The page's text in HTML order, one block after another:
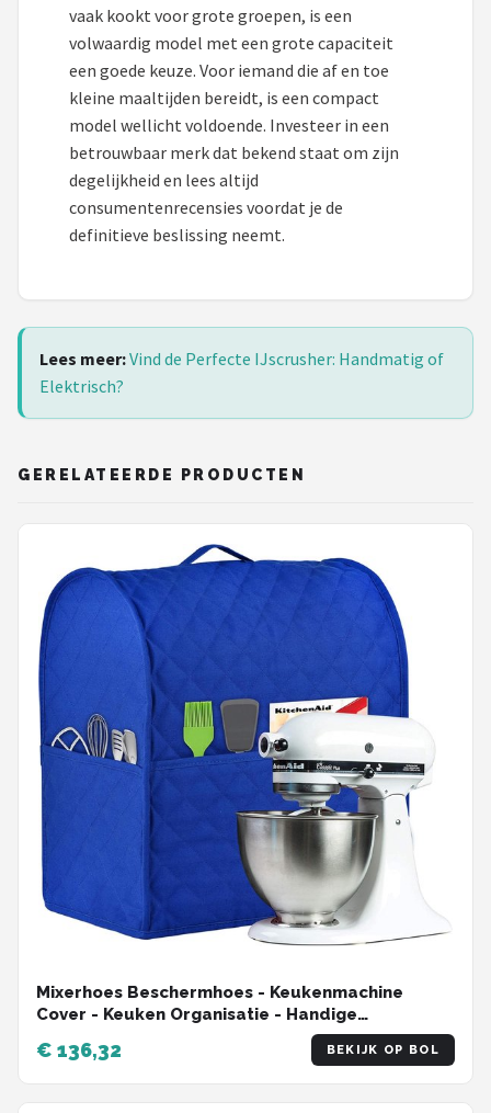
vaak kookt voor grote groepen, is een
volwaardig model met een grote capaciteit
een goede keuze. Voor iemand die af en toe
kleine maaltijden bereidt, is een compact
model wellicht voldoende. Investeer in een
betrouwbaar merk dat bekend staat om zijn
degelijkheid en lees altijd
consumentenrecensies voordat je de
definitieve beslissing neemt.
Lees meer:Vind de Perfecte IJscrusher: Handmatig of
Elektrisch?
GERELATEERDE PRODUCTEN
Mixerhoes Beschermhoes - Keukenmachine
Cover - Keuken Organisatie - Handige
Opbergvakken - Universeel - Blauw
€ 136,32 BEKIJK OP BOL